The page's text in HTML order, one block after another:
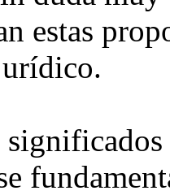
estas